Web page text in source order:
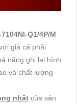
7104NI-Q1/4P/M
giá cả phải
năng ghi lại hình
và chất lượng
nhất của sản